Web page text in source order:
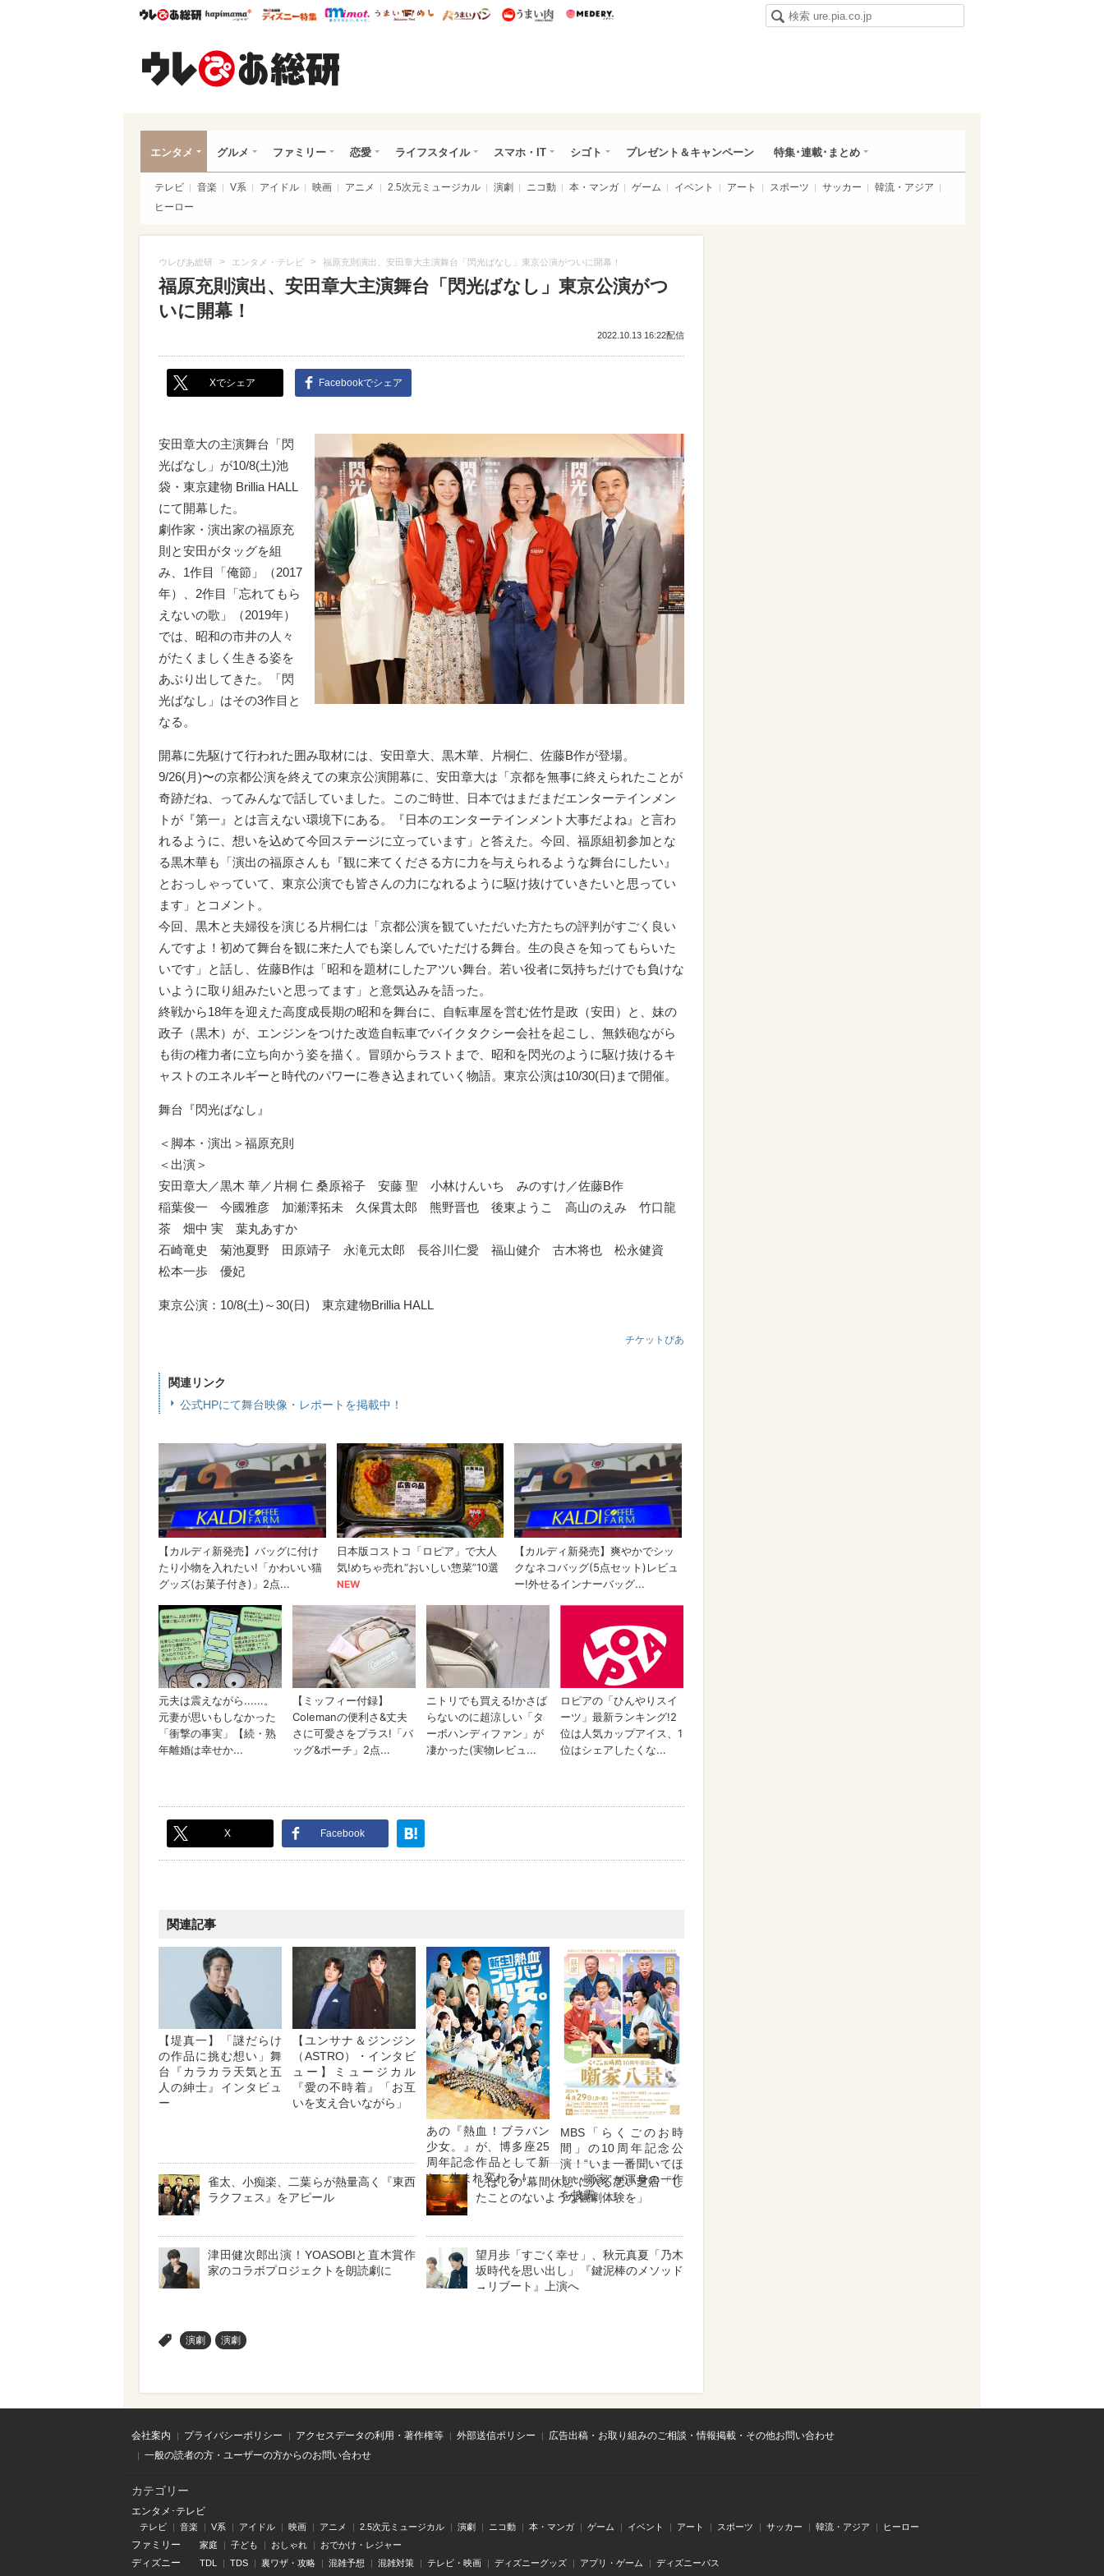
ウレぴあ総研ハピママ* ウレぴあ総研 ディズニー特集
mimot. うまいめし うまいパン うまい肉
エンタメ グルメ ファミリー 恋愛 ライフスタイル スマホ・IT シゴト プレゼント＆キャンペーン 特集･連載･まとめ
テレビ 音楽 V系 アイドル 映画 アニメ 2.5次元ミュージカル 演劇 ニコ動 本・マンガ ゲーム イベント アート スポーツ サッカー
韓流・アジア
ヒーロー
ウレぴあ総研 > エンタメ・テレビ > 福原充則演出、安田章大主演舞台「閃光ばなし」東京公演がついに開幕！
福原充則演出、安田章大主演舞台「閃光ばなし」東京公演がつ
いに開幕！
2022.10.13 16:22配信
Xでシェア Facebookでシェア
安田章大の主演舞台「閃
光ばなし」が10/8(土)池
袋・東京建物 Brillia HALL
にて開幕した。
劇作家・演出家の福原充
則と安田がタッグを組
み、1作目「俺節」（2017
年）、2作目「忘れてもら
えないの歌」（2019年）
では、昭和の市井の人々
がたくましく生きる姿を
あぶり出してきた。「閃
光ばなし」はその3作目と
なる。
開幕に先駆けて行われた囲み取材には、安田章大、黒木華、片桐仁、佐藤B作が登場。
9/26(月)〜の京都公演を終えての東京公演開幕に、安田章大は「京都を無事に終えられたことが
奇跡だね、ってみんなで話していました。このご時世、日本ではまだまだエンターテインメン
トが『第一』とは言えない環境下にある。『日本のエンターテインメント大事だよね』と言わ
れるように、想いを込めて今回ステージに立っています」と答えた。今回、福原組初参加とな
る黒木華も「演出の福原さんも『観に来てくださる方に力を与えられるような舞台にしたい』
とおっしゃっていて、東京公演でも皆さんの力になれるように駆け抜けていきたいと思ってい
ます」とコメント。
今回、黒木と夫婦役を演じる片桐仁は「京都公演を観ていただいた方たちの評判がすごく良い
んですよ！初めて舞台を観に来た人でも楽しんでいただける舞台。生の良さを知ってもらいた
いです」と話し、佐藤B作は「昭和を題材にしたアツい舞台。若い役者に気持ちだけでも負けな
いように取り組みたいと思ってます」と意気込みを語った。
終戦から18年を迎えた高度成長期の昭和を舞台に、自転車屋を営む佐竹是政（安田）と、妹の
政子（黒木）が、エンジンをつけた改造自転車でバイクタクシー会社を起こし、無鉄砲ながら
も街の権力者に立ち向かう姿を描く。冒頭からラストまで、昭和を閃光のように駆け抜けるキ
ャストのエネルギーと時代のパワーに巻き込まれていく物語。東京公演は10/30(日)まで開催。
舞台『閃光ばなし』
＜脚本・演出＞福原充則
＜出演＞
安田章大／黒木 華／片桐 仁 桑原裕子 安藤 聖 小林けんいち みのすけ／佐藤B作
稲葉俊一 今國雅彦 加瀬澤拓未 久保貫太郎 熊野晋也 後東ようこ 高山のえみ 竹口龍
茶 畑中 実 葉丸あすか
石崎竜史 菊池夏野 田原靖子 永滝元太郎 長谷川仁愛 福山健介 古木将也 松永健資
松本一歩 優妃
東京公演：10/8(土)～30(日) 東京建物Brillia HALL
チケットぴあ
関連リンク
公式HPにて舞台映像・レポートを掲載中！
X Facebook
関連記事
【堤真一】「謎だらけ
の作品に挑む想い」舞
台『カラカラ天気と五
人の紳士』インタビュ
ー
【ユンサナ＆ジンジン
（ASTRO）・インタビ
ュー】ミュージカル
『愛の不時着』「お互
いを支え合いながら」
あの『熱血！ブラバン
少女。』が、博多座25
周年記念作品として新
たに生まれ変わる！
MBS「らくごのお時
間」の10周年記念公
演！“いま一番聞いてほ
しい噺家”が渾身の一作
を披露
雀太、小痴楽、二葉らが熱量高く『東西
ラクフェス』をアピール
しばしの“幕間休憩”に入る悪い芝居「し
たことのないような観劇体験を」
津田健次郎出演！YOASOBIと直木賞作
家のコラボプロジェクトを朗読劇に
望月歩「すごく幸せ」、秋元真夏「乃木
坂時代を思い出し」『鍵泥棒のメソッド
→リブート』上演へ
演劇 演劇
会社案内 プライバシーポリシー アクセスデータの利用・著作権等 外部送信ポリシー
広告出稿・お取り組みのご相談・情報掲載・その他お問い合わせ
一般の読者の方・ユーザーの方からのお問い合わせ
カテゴリー
エンタメ･テレビ
テレビ 音楽 V系 アイドル 映画 アニメ 2.5次元ミュージカル 演劇 ニコ動 本・マンガ ゲーム イベント アート スポーツ サッカー 韓流・アジア ヒーロー
ファミリー 家庭 子ども おしゃれ おでかけ・レジャー
ディズニー TDL TDS 裏ワザ・攻略 混雑予想 混雑対策 テレビ・映画 ディズニーグッズ アプリ・ゲーム ディズニーパス